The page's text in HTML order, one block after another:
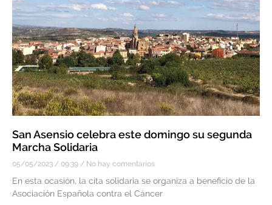
San Asensio celebra este domingo su segunda
Marcha Solidaria
05/05/2023 09:39 No hay comentarios
En esta ocasión, la cita solidaria se organiza a beneficio de la
Asociación Española contra el Cáncer